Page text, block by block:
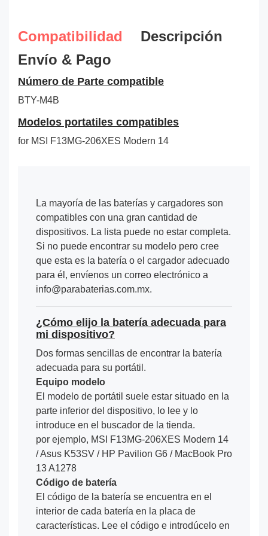
Compatibilidad
Descripción
Envío & Pago
Número de Parte compatible
BTY-M4B
Modelos portatiles compatibles
for MSI F13MG-206XES Modern 14
La mayoría de las baterías y cargadores son
compatibles con una gran cantidad de
dispositivos. La lista puede no estar completa.
Si no puede encontrar su modelo pero cree
que esta es la batería o el cargador adecuado
para él, envíenos un correo electrónico a
info@parabaterias.com.mx.
¿Cómo elijo la batería adecuada para
mi dispositivo?
Dos formas sencillas de encontrar la batería
adecuada para su portátil.
Equipo modelo
El modelo de portátil suele estar situado en la
parte inferior del dispositivo, lo lee y lo
introduce en el buscador de la tienda.
por ejemplo, MSI F13MG-206XES Modern 14
/ Asus K53SV / HP Pavilion G6 / MacBook Pro
13 A1278
Código de batería
El código de la batería se encuentra en el
interior de cada batería en la placa de
características. Lee el código e introdúcelo en